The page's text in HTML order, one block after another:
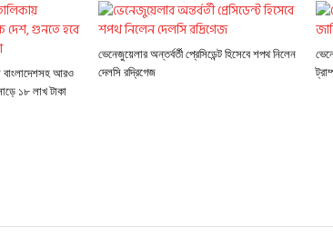
বাংলাদেশসহ আরও
১৮ লাখ টাকা
ভেনেজুয়েলার অন্তর্বর্তী প্রেসিডেন্ট হিসেবে শপথ নিলেন
দেলসি রদ্রিগেজ